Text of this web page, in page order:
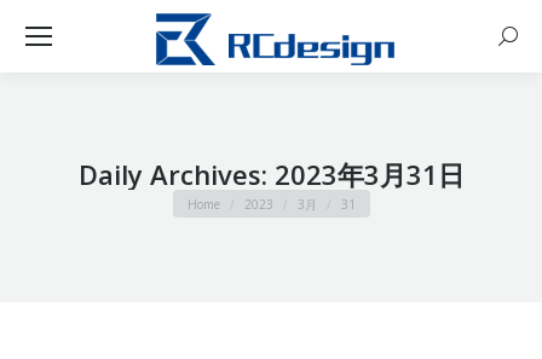
Daily Archives: 2023年3月31日
You are here:
Home 2023 3月 31